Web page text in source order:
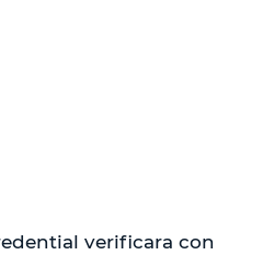
verificara con